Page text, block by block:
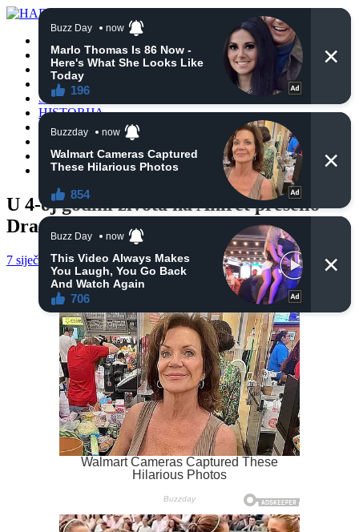
VIJESTI
BIH
TURSKA
SVIJET
HISTORIJA
RELIGIJA
ZANIMLJIVOSTI
CRNA HRONIKA
OBAVIJESTI
U 4-oj godini života na Ahiret preselio
Dragnić (Amer) Jan
7 siječnja, 2021 haberhana POČETNA